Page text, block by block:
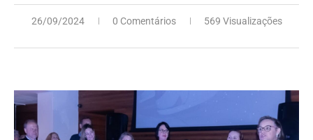
26/09/2024 0 Comentários 569 Visualizações